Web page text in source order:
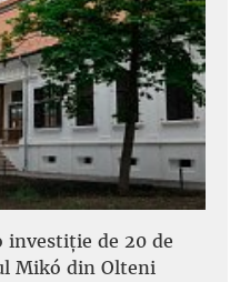
investiție de 20 de
Mikó din Olteni